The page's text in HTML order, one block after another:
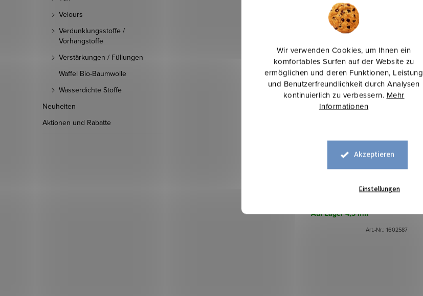
Wir verwenden Cookies, um Ihnen ein
komfortables Surfen auf der Website zu
ermöglichen und deren Funktionen, Leistung
und Benutzerfreundlichkeit durch Analysen
kontinuierlich zu verbessern. Mehr
Informationen
Akzeptieren
Einstellungen
Velours
Verdunklungsstoffe /
Vorhangstoffe
Verstärkungen / Füllungen
Waffel Bio-Baumwolle
Wasserdichte Stoffe
Neuheiten
Aktionen und Rabatte
Lachsorange
IN DEN WARENKORB
Auf Lager4,3 lfm
Art.-Nr.: 1602587